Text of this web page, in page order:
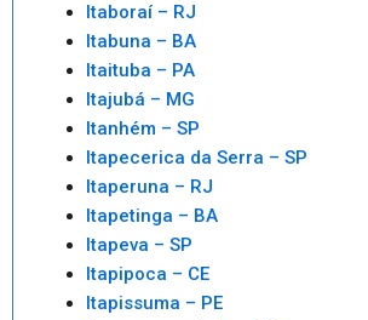
Itaboraí – RJ
Itabuna – BA
Itaituba – PA
Itajubá – MG
Itanhém – SP
Itapecerica da Serra – SP
Itaperuna – RJ
Itapetinga – BA
Itapeva – SP
Itapipoca – CE
Itapissuma – PE